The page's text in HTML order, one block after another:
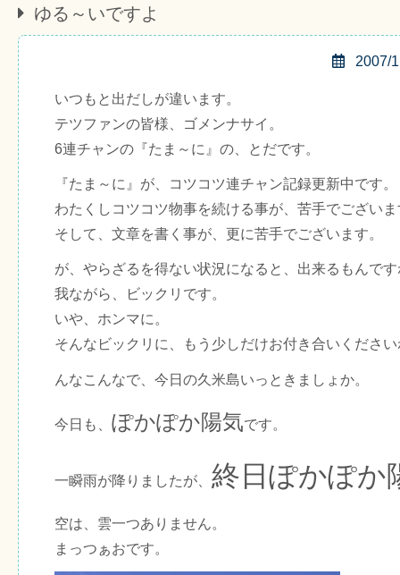
ゆる～いですよ
2007/
いつもと出だしが違います。
テツファンの皆様、ゴメンナサイ。
6連チャンの『たま～に』の、とだです。
『たま～に』が、コツコツ連チャン記録更新中です。
わたくしコツコツ物事を続ける事が、苦手でござい
そして、文章を書く事が、更に苦手でございます。
が、やらざるを得ない状況になると、出来るもんで
我ながら、ビックリです。
いや、ホンマに。
そんなビックリに、もう少しだけお付き合いくださ
んなこんなで、今日の久米島いっときましょか。
今日も、 ぽかぽか陽気です。
一瞬雨が降りましたが、 終日ぽかぽか
空は、雲一つありません。
まっつぁおです。